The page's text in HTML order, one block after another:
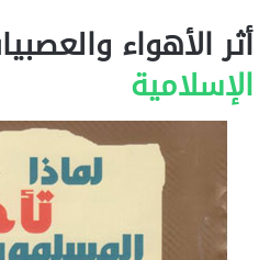
أثر الأهواء
الإسلامية